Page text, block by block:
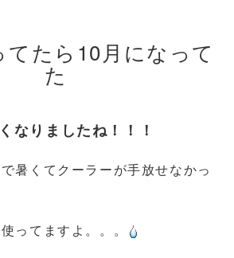
てたら10月になって
た
なりましたね！！！
暑くてクーラーが手放せなかっ
ってますよ。。。